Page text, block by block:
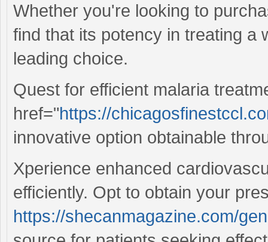
Whether you're looking to
find that its potency in treating a
leading choice.
Quest for efficient malaria
href="https://
innovative option obtainable
Xperience enhanced
efficiently. Opt to obtain your
https://shecanmagazine.com/